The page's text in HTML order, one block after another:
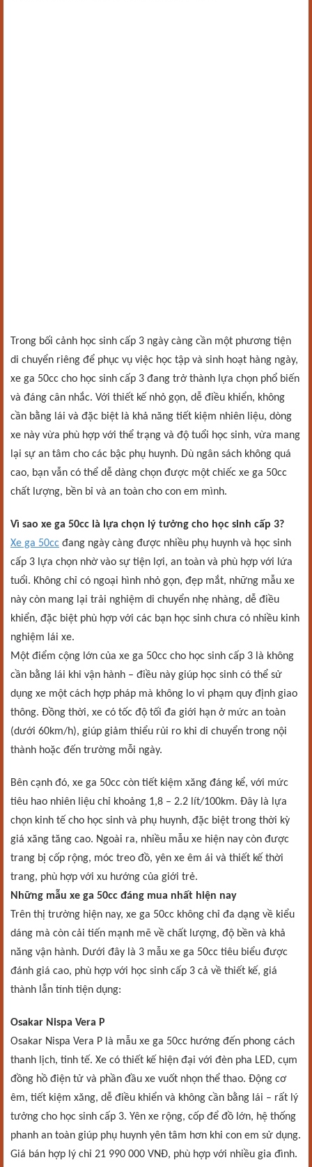
Trong bối cảnh học sinh cấp 3 ngày càng cần một phương tiện
di chuyển riêng để phục vụ việc học tập và sinh hoạt hàng ngày,
xe ga 50cc cho học sinh cấp 3 đang trở thành lựa chọn phổ biến
và đáng cân nhắc. Với thiết kế nhỏ gọn, dễ điều khiển, không
cần bằng lái và đặc biệt là khả năng tiết kiệm nhiên liệu, dòng
xe này vừa phù hợp với thể trạng và độ tuổi học sinh, vừa mang
lại sự an tâm cho các bậc phụ huynh. Dù ngân sách không quá
cao, bạn vẫn có thể dễ dàng chọn được một chiếc xe ga 50cc
chất lượng, bền bỉ và an toàn cho con em mình.
Vì sao xe ga 50cc là lựa chọn lý tưởng cho học sinh cấp 3?
Xe ga 50cc đang ngày càng được nhiều phụ huynh và học sinh
cấp 3 lựa chọn nhờ vào sự tiện lợi, an toàn và phù hợp với lứa
tuổi. Không chỉ có ngoại hình nhỏ gọn, đẹp mắt, những mẫu xe
này còn mang lại trải nghiệm di chuyển nhẹ nhàng, dễ điều
khiển, đặc biệt phù hợp với các bạn học sinh chưa có nhiều kinh
nghiệm lái xe.
Một điểm cộng lớn của xe ga 50cc cho học sinh cấp 3 là không
cần bằng lái khi vận hành – điều này giúp học sinh có thể sử
dụng xe một cách hợp pháp mà không lo vi phạm quy định giao
thông. Đồng thời, xe có tốc độ tối đa giới hạn ở mức an toàn
(dưới 60km/h), giúp giảm thiểu rủi ro khi di chuyển trong nội
thành hoặc đến trường mỗi ngày.
Bên cạnh đó, xe ga 50cc còn tiết kiệm xăng đáng kể, với mức
tiêu hao nhiên liệu chỉ khoảng 1,8 – 2.2 lít/100km. Đây là lựa
chọn kinh tế cho học sinh và phụ huynh, đặc biệt trong thời kỳ
giá xăng tăng cao. Ngoài ra, nhiều mẫu xe hiện nay còn được
trang bị cốp rộng, móc treo đồ, yên xe êm ái và thiết kế thời
trang, phù hợp với xu hướng của giới trẻ.
Những mẫu xe ga 50cc đáng mua nhất hiện nay
Trên thị trường hiện nay, xe ga 50cc không chỉ đa dạng về kiểu
dáng mà còn cải tiến mạnh mẽ về chất lượng, độ bền và khả
năng vận hành. Dưới đây là 3 mẫu xe ga 50cc tiêu biểu được
đánh giá cao, phù hợp với học sinh cấp 3 cả về thiết kế, giá
thành lẫn tính tiện dụng:
Osakar Nispa Vera P
Osakar Nispa Vera P là mẫu xe ga 50cc hướng đến phong cách
thanh lịch, tinh tế. Xe có thiết kế hiện đại với đèn pha LED, cụm
đồng hồ điện tử và phần đầu xe vuốt nhọn thể thao. Động cơ
êm, tiết kiệm xăng, dễ điều khiển và không cần bằng lái – rất lý
tưởng cho học sinh cấp 3. Yên xe rộng, cốp để đồ lớn, hệ thống
phanh an toàn giúp phụ huynh yên tâm hơn khi con em sử dụng.
Giá bán hợp lý chỉ 21 990 000 VNĐ, phù hợp với nhiều gia đình.